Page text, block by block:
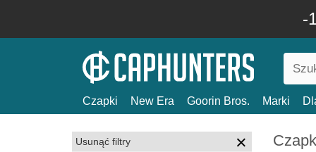
-
Czapki New Era Goorin Bros. Marki
Usunąć filtry